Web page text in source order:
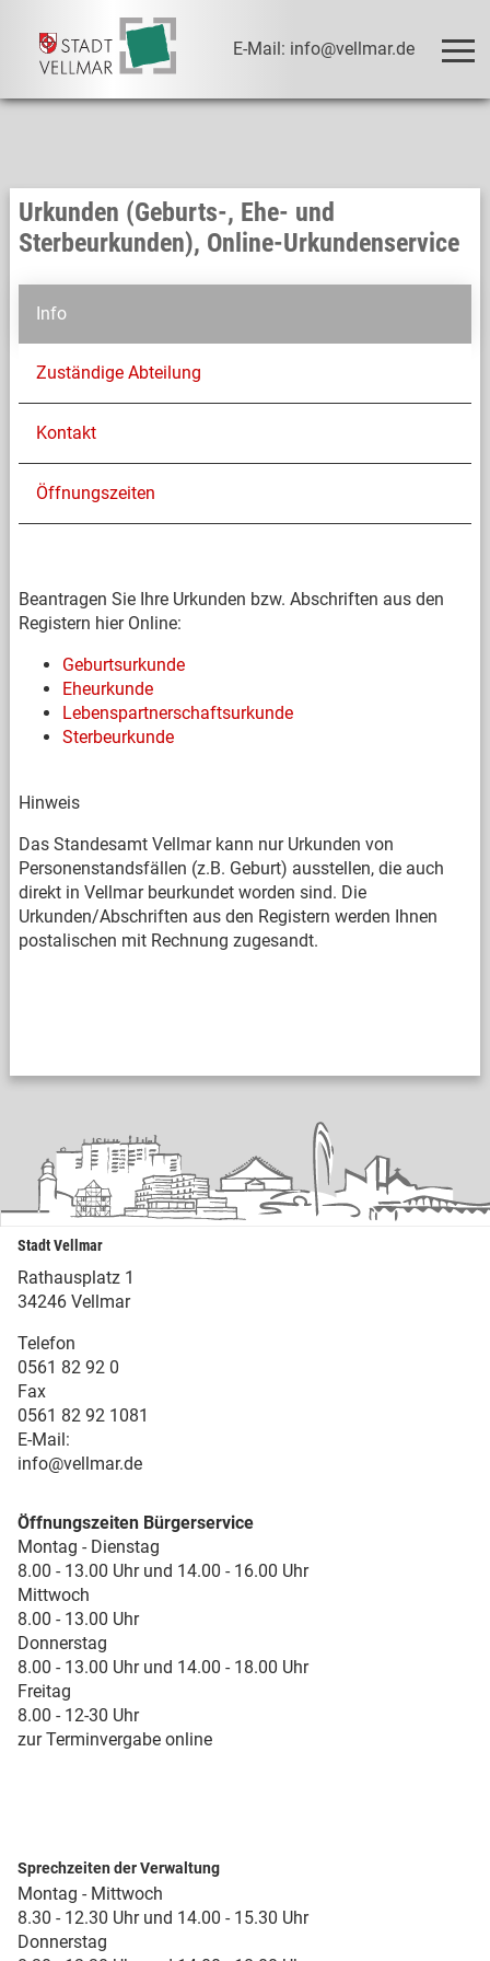
E-Mail: info@vellmar.de
Urkunden (Geburts-, Ehe- und
Sterbeurkunden), Online-Urkundenservice
Info
Zuständige Abteilung
Kontakt
Öffnungszeiten
Beantragen Sie Ihre Urkunden bzw. Abschriften aus den
Registern hier Online:
Geburtsurkunde
Eheurkunde
Lebenspartnerschaftsurkunde
Sterbeurkunde
Hinweis
Das Standesamt Vellmar kann nur Urkunden von
Personenstandsfällen (z.B. Geburt) ausstellen, die auch
direkt in Vellmar beurkundet worden sind. Die
Urkunden/Abschriften aus den Registern werden Ihnen
postalischen mit Rechnung zugesandt.
Stadt Vellmar
Rathausplatz 1
34246 Vellmar
Telefon
0561 82 92 0
Fax
0561 82 92 1081
E-Mail:
info@vellmar.de
Öffnungszeiten Bürgerservice
Montag - Dienstag
8.00 - 13.00 Uhr und 14.00 - 16.00 Uhr
Mittwoch
8.00 - 13.00 Uhr
Donnerstag
8.00 - 13.00 Uhr und 14.00 - 18.00 Uhr
Freitag
8.00 - 12-30 Uhr
zur Terminvergabe online
Sprechzeiten der Verwaltung
Montag - Mittwoch
8.30 - 12.30 Uhr und 14.00 - 15.30 Uhr
Donnerstag